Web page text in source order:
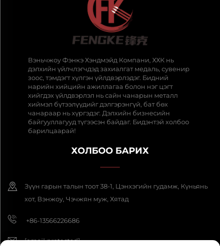
Вэньчжоу Фэнкэ Хэндмэйд Компани, ХХК нь
дэлхийн үйлчлэгчдэд захиалгат медаль, сувенир
зоос, тэмдэгт хүлгэн үйлдвэрлэдэг. Бидний
нарийн хийцийн ажиллагаа болон нэг цэгт
хийгдэх үйлдвэрлэл нь сайн чанарын металл
хиймэл бүтээлүүдийг дэлгэрэнгүй, бат бөх
чанараар нь хүргэдэг. Дэлхийн бизнесийн
байгууллагууд түгээсэн байдаг. Бидэнтэй холбоо
барилцаарай!
ХОЛБОО БАРИХ
Зүүн гарын талын тоот 38-1, Цэнхэгийн гудамж, Күньянь
хот, Вэнжоу, Чэчжян муж, Хятад
+86-13566226686
[email protected]